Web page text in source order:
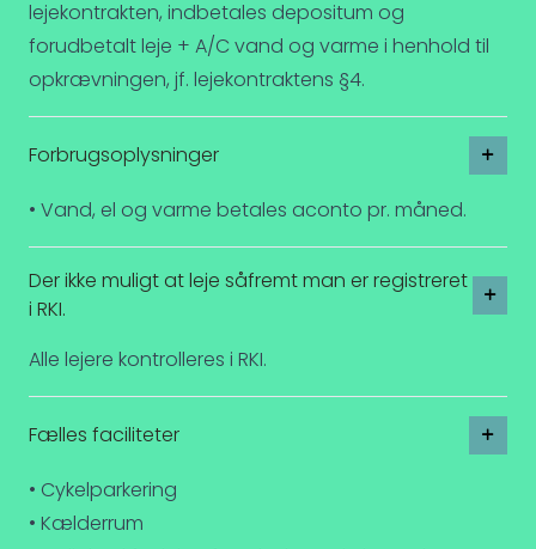
lejekontrakten, indbetales depositum og
forudbetalt leje + A/C vand og varme i henhold til
opkrævningen, jf. lejekontraktens §4.
Forbrugsoplysninger
• Vand, el og varme betales aconto pr. måned.
Der ikke muligt at leje såfremt man er registreret
i RKI.
Alle lejere kontrolleres i RKI.
Fælles faciliteter
• Cykelparkering
• Kælderrum